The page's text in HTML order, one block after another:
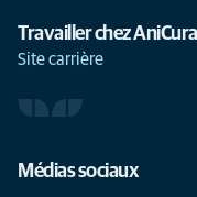
Travailler chez AniCura
Site carrière
Médias sociaux